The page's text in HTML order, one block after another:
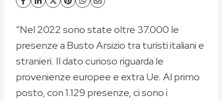
“Nel 2022 sono state oltre 37.000 le
presenze a Busto Arsizio tra turisti italiani e
stranieri. Il dato curioso riguarda le
provenienze europee e extra Ue. Al primo
posto, con 1.129 presenze, ci sono i